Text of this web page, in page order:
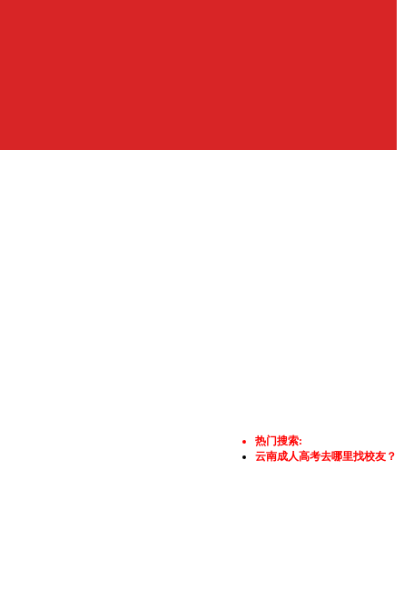
热门搜索:
云南成人高考去哪里找校友？